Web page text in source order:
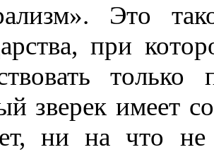
Это
при
зверек имеет
ни на что не